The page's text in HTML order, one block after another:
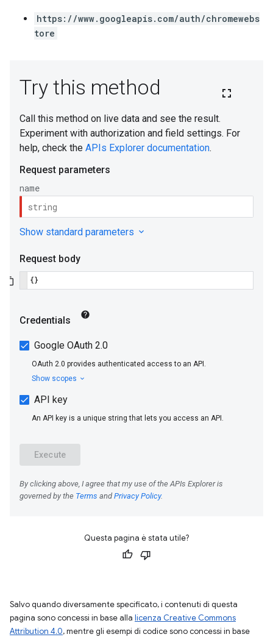
https://www.googleapis.com/auth/chromewebs
tore
Questa pagina è stata utile?
Salvo quando diversamente specificato, i contenuti di questa
pagina sono concessi in base alla licenza Creative Commons
Attribution 4.0, mentre gli esempi di codice sono concessi in base